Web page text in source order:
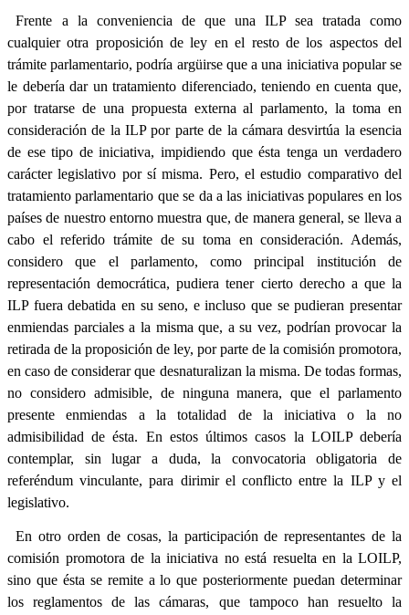
Frente a la conveniencia de que una ILP sea tratada como
cualquier otra proposición de ley en el resto de los aspectos del
trámite parlamentario, podría argüirse que a una iniciativa popular se
le debería dar un tratamiento diferenciado, teniendo en cuenta que,
por tratarse de una propuesta externa al parlamento, la toma en
consideración de la ILP por parte de la cámara desvirtúa la esencia
de ese tipo de iniciativa, impidiendo que ésta tenga un verdadero
carácter legislativo por sí misma. Pero, el estudio comparativo del
tratamiento parlamentario que se da a las iniciativas populares en los
países de nuestro entorno muestra que, de manera general, se lleva a
cabo el referido trámite de su toma en consideración. Además,
considero que el parlamento, como principal institución de
representación democrática, pudiera tener cierto derecho a que la
ILP fuera debatida en su seno, e incluso que se pudieran presentar
enmiendas parciales a la misma que, a su vez, podrían provocar la
retirada de la proposición de ley, por parte de la comisión promotora,
en caso de considerar que desnaturalizan la misma. De todas formas,
no considero admisible, de ninguna manera, que el parlamento
presente enmiendas a la totalidad de la iniciativa o la no
admisibilidad de ésta. En estos últimos casos la LOILP debería
contemplar, sin lugar a duda, la convocatoria obligatoria de
referéndum vinculante, para dirimir el conflicto entre la ILP y el
legislativo.
En otro orden de cosas, la participación de representantes de la
comisión promotora de la iniciativa no está resuelta en la LOILP,
sino que ésta se remite a lo que posteriormente puedan determinar
los reglamentos de las cámaras, que tampoco han resuelto la